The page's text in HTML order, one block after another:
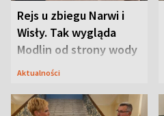
Rejs u zbiegu Narwi i
Wisły. Tak wygląda
Modlin od strony wody
Aktualności